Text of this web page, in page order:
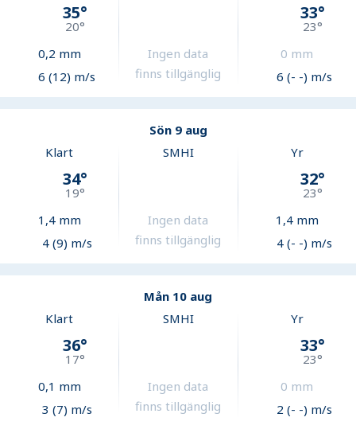
35°
20°
0,2 mm
6 (12) m/s
Ingen data
finns tillgänglig
33°
23°
0 mm
6 (- -) m/s
Sön 9 aug
Klart
34°
19°
1,4mm
4 (9) m/s
SMHI
Ingen data
finns tillgänglig
Yr
32°
23°
1,4mm
4 (- -) m/s
Mån 10 aug
Klart
36°
17°
0,1 mm
3 (7) m/s
SMHI
Ingen data
finns tillgänglig
Yr
33°
23°
0 mm
2 (- -) m/s